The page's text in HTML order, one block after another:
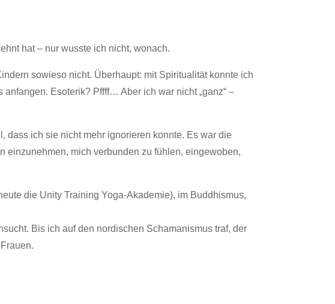
hat – nur wusste ich nicht, wonach.
sowieso nicht. Überhaupt: mit Spiritualität konnte ich
Esoterik? Pffff… Aber ich war nicht „ganz“ –
dass ich sie nicht mehr ignorieren konnte. Es war die
einzunehmen, mich verbunden zu fühlen, eingewoben,
die Unity Training Yoga-Akademie), im Buddhismus,
Bis ich auf den nordischen Schamanismus traf, der